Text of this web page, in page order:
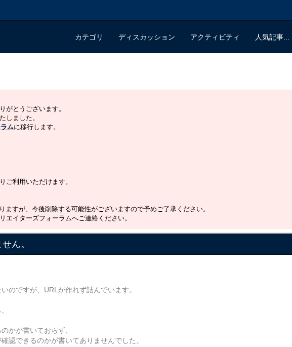
カテゴリ ディスカッション アクティビティ 人気記事...
がとうございます。
しました。
ムに移行します。
ご利用いただけます。
すが、今後削除する可能性がございますので予めご了承ください。
エイターズフォーラムへご連絡ください。
ん。
のですが、URLが作れず詰んでいます。
かが書いておらず、
認できるのかが書いてありませんでした。